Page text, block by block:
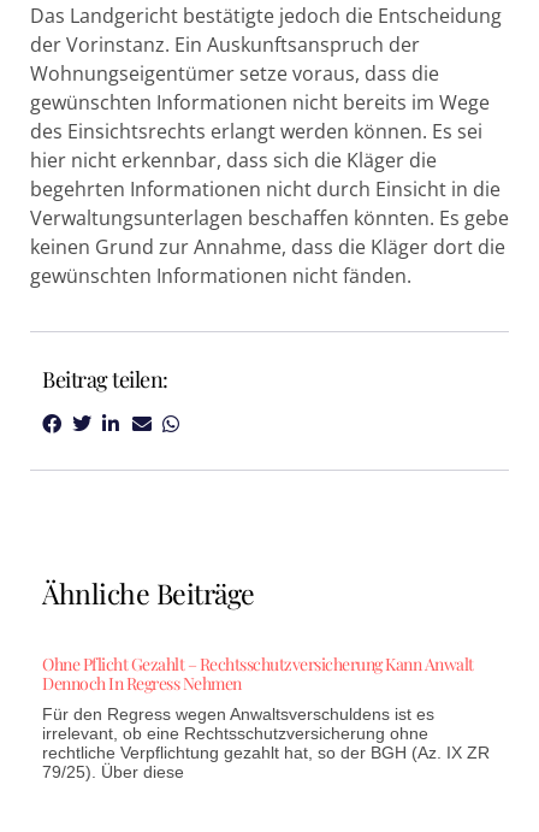
Das Landgericht bestätigte jedoch die Entscheidung
der Vorinstanz. Ein Auskunftsanspruch der
Wohnungseigentümer setze voraus, dass die
gewünschten Informationen nicht bereits im Wege
des Einsichtsrechts erlangt werden können. Es sei
hier nicht erkennbar, dass sich die Kläger die
begehrten Informationen nicht durch Einsicht in die
Verwaltungsunterlagen beschaffen könnten. Es gebe
keinen Grund zur Annahme, dass die Kläger dort die
gewünschten Informationen nicht fänden.
Beitrag teilen:
Ähnliche Beiträge
Ohne Pflicht Gezahlt – Rechtsschutzversicherung Kann Anwalt
Dennoch In Regress Nehmen
Für den Regress wegen Anwaltsverschuldens ist es
irrelevant, ob eine Rechtsschutzversicherung ohne
rechtliche Verpflichtung gezahlt hat, so der BGH (Az. IX ZR
79/25). Über diese